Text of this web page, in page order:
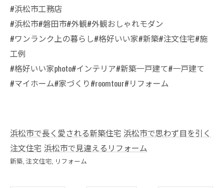
#浜松市工務店
#浜松市#磐田市#外観#外観おしゃれモダン
#ワンランク上の暮らし#格好いい家#新築#注文住宅#施
工例
#格好いい家photo#インテリア#新築一戸建て#一戸建て
#マイホーム#家づくり#roomtour#リフォーム
浜松市で長く愛される新築住宅 浜松市で思わず目を引く
注文住宅 浜松市で見違えるリフォーム
新築 注文住宅 リフォーム